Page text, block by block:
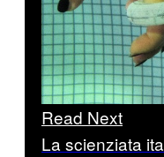
Read Next
La scienziata